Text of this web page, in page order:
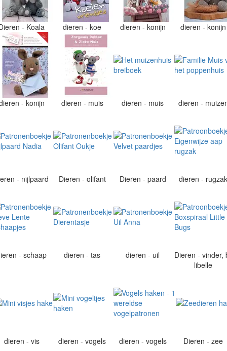
- Koala dieren - koe dieren - konijn dieren -
- konijn dieren - muis dieren - muis dieren -
- nijlpaard Dieren - olifant Dieren - paard dieren -
- schaap dieren - tas dieren - uil
Dieren - vinder,
libelle
dieren - vis dieren - vogels dieren - vogels Dieren - zee